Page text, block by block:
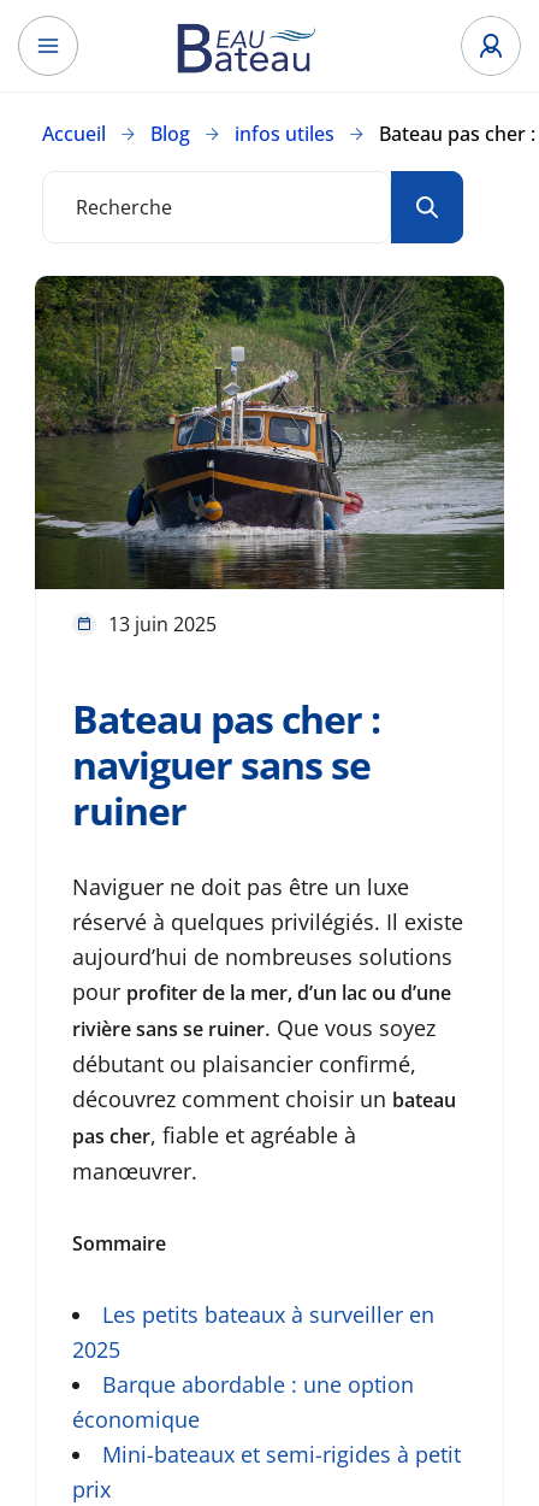
Accueil Blog infos utiles Bateau pas cher
13 juin 2025
Bateau pas cher :
naviguer sans se
ruiner
Naviguer ne doit pas être un luxe
réservé à quelques privilégiés. Il existe
aujourd’hui de nombreuses solutions
pour profiter de la mer, d’un lac ou d’une
rivière sans se ruiner. Que vous soyez
débutant ou plaisancier confirmé,
découvrez comment choisir un bateau
pas cher, fiable et agréable à
manœuvrer.
Sommaire
Les petits bateaux à surveiller en
2025
Barque abordable : une option
économique
Mini-bateaux et semi-rigides à petit
prix